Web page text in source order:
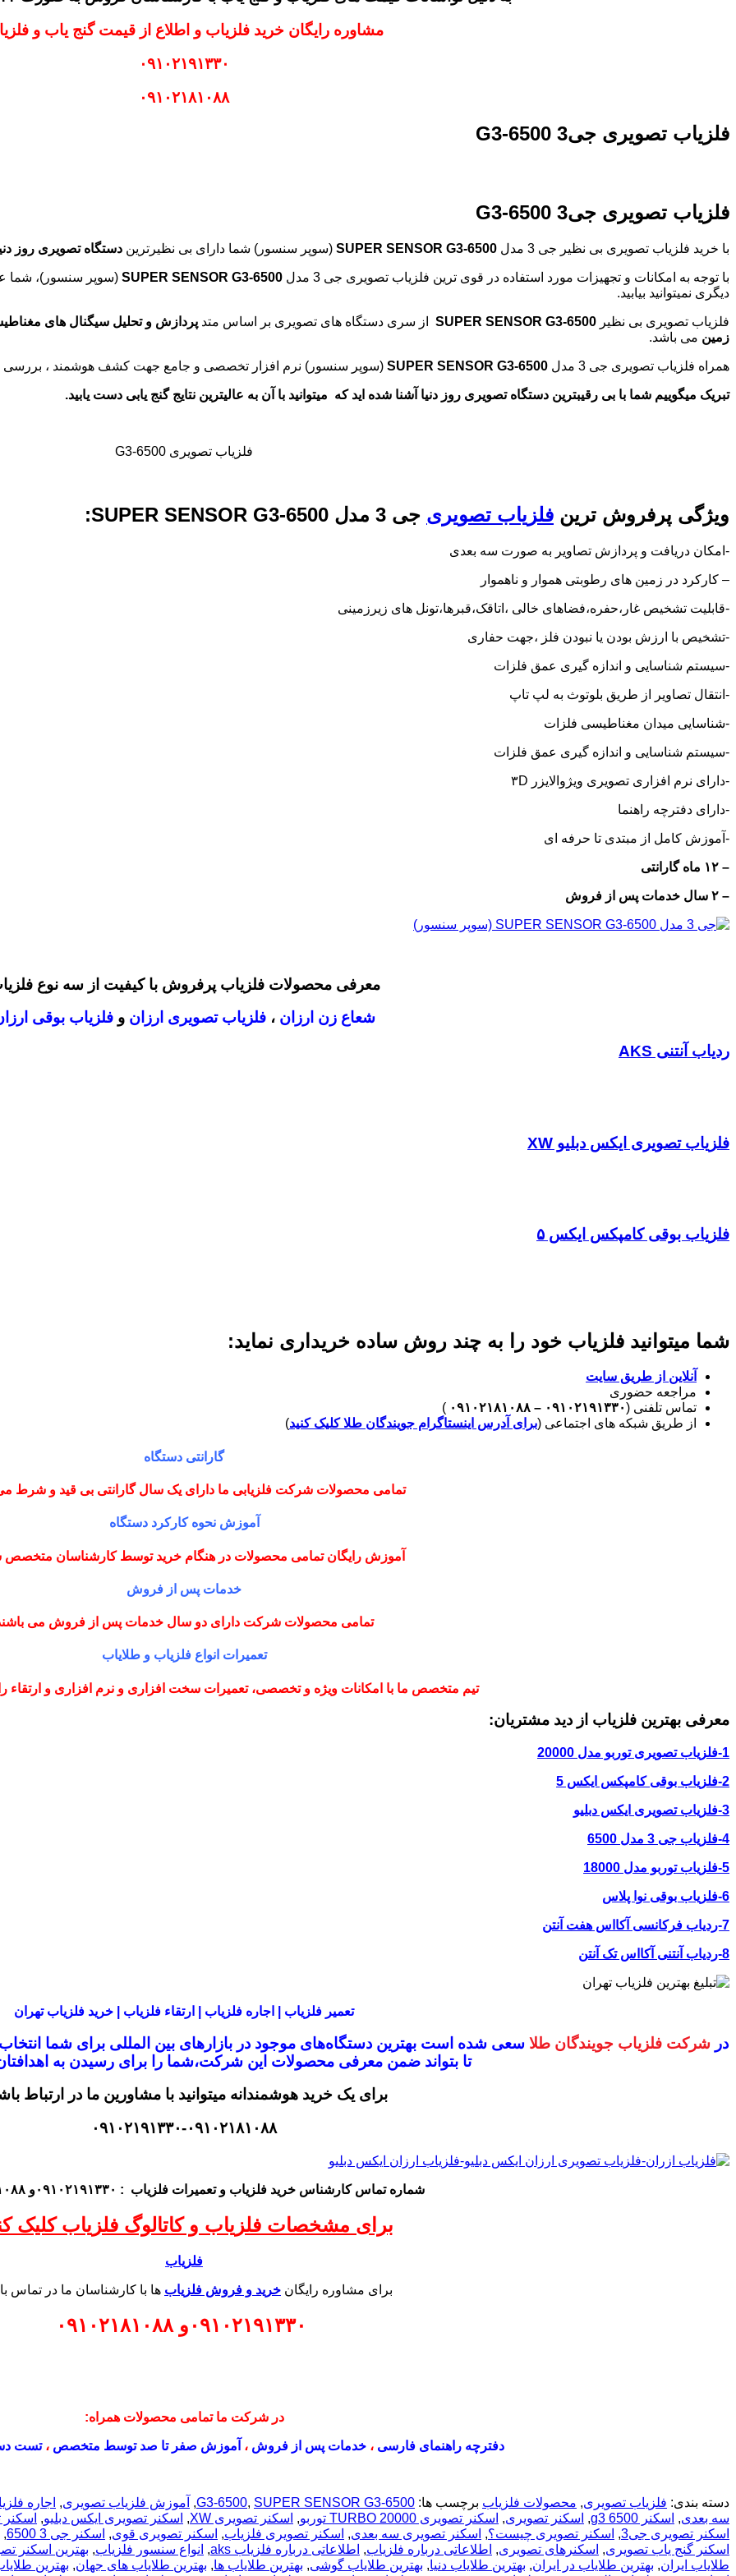
مشاوره رایگان خرید فلزیاب و اطلاع از قیمت گنج یاب و
۰۹۱۰۲۱۹۱۳۳۰
۰۹۱۰۲۱۸۱۰۸۸
فلزیاب تصویری جی3 G3-6500
فلزیاب تصویری جی3 G3-6500
با خرید فلزیاب تصویری بی نظیر جی 3 مدل SUPER SENSOR G3-6500 (سوپر سنسور) شما دارای بی نظیرترین دستگاه تصویری روز
با توجه به امکانات و تجهیزات مورد استفاده در قوی ترین فلزیاب تصویری جی 3 مدل SUPER SENSOR G3-6500 (سوپر سنسور)، شما
دیگری نمیتوانید بیابید.
فلزیاب تصویری بی نظیر SUPER SENSOR G3-6500 از سری دستگاه های تصویری بر اساس متد پردازش و تحلیل سیگنال های
زمین می باشد.
همراه فلزیاب تصویری جی 3 مدل SUPER SENSOR G3-6500 (سوپر سنسور) نرم افزار تخصصی و جامع جهت کشف هوشمند ، بررسی و
تبریک میگوییم شما با بی رقیبترین دستگاه تصویری روز دنیا آشنا شده اید که میتوانید با آن به عالیترین نتایج گنج یابی دست یابید.
فلزیاب تصویری G3-6500
ویژگی پرفروش ترین فلزیاب تصویری جی 3 مدل SUPER SENSOR G3-6500:
-امکان دریافت و پردازش تصاویر به صورت سه بعدی
– کارکرد در زمین های رطوبتی هموار و ناهموار
-قابلیت تشخیص غار،حفره،فضاهای خالی ،اتاقک،قبرها،تونل های زیرزمینی
-تشخیص با ارزش بودن یا نبودن فلز ،جهت حفاری
-سیستم شناسایی و اندازه گیری عمق فلزات
-انتقال تصاویر از طریق بلوتوث به لپ تاپ
-شناسایی میدان مغناطیسی فلزات
-سیستم شناسایی و اندازه گیری عمق فلزات
-دارای نرم افزاری تصویری ویژوالایزر ۳D
-دارای دفترچه راهنما
-آموزش کامل از مبتدی تا حرفه ای
– ۱۲ ماه گارانتی
– ۲ سال خدمات پس از فروش
معرفی محصولات فلزیاب پرفروش با کیفیت از سه نوع
شعاع زن ارزان ،فلزیاب تصویری ارزان و فلزیاب بوقی
ردیاب آنتنی AKS
فلزیاب تصویری ایکس دبلیو XW
فلزیاب بوقی کامپکس ایکس ۵
شما میتوانید فلزیاب خود را به چند روش ساده خریداری نماید:
آنلاین از طریق سایت
مراجعه حضوری
تماس تلفنی (۰۹۱۰۲۱۹۱۳۳۰ – ۰۹۱۰۲۱۸۱۰۸۸
)
از طریق شبکه های اجتماعی (برای آدرس اینستاگرام جویندگان طلا کلیک کنید)
گارانتی دستگاه
تمامی محصولات شرکت فلزیابی ما دارای یک سال گارانتی بی قید و شرط
آموزش نحوه کارکرد دستگاه
آموزش رایگان تمامی محصولات در هنگام خرید توسط کارشناسان
خدمات پس از فروش
تمامی محصولات شرکت دارای دو سال خدمات پس از فروش می
تعمیرات انواع فلزیاب و طلایاب
تیم متخصص ما با امکانات ویژه و تخصصی، تعمیرات سخت افزاری و نرم افزاری و ارتقاء را
معرفی بهترین فلزیاب از دید مشتریان:
1-فلزیاب تصویری توربو مدل 20000
2-فلزیاب بوقی کامپکس ایکس 5
3-فلزیاب تصویری ایکس دبلیو
4-فلزیاب جی 3 مدل 6500
5-فلزیاب توربو مدل 18000
6-فلزیاب بوقی نوا پلاس
7-ردیاب فرکانسی آکااس هفت آنتن
8-ردیاب آنتنی آکااس تک آنتن
تعمیر فلزیاب | اجاره فلزیاب | ارتقاء فلزیاب | خرید فلزیاب تهران
در شرکت فلزیاب جویندگان طلا سعی شده است بهترین دستگاه‌های موجود دربازار‌های بین المللی برای شما
تا بتواند ضمن معرفی محصولات این شرکت،شما را برای رسیدن به
برای یک خرید هوشمندانه میتوانید با مشاورین ما در ارتباط
۰۹۱۰۲۱۹۱۳۳۰-۰۹۱۰۲۱۸۱۰۸۸
شماره تماس کارشناسخرید فلزیاب و تعمیرات فلزیاب : ۰۹۱۰۲۱۹۱۳۳۰و ۰۹۱۰۲۱۸۱۰۸۸
برای مشخصات فلزیاب و کاتالوگ فلزیاب کلیک
فلزیاب
برای مشاوره رایگان خرید و فروش فلزیاب ها با کارشناسان ما در تماس
۰۹۱۰۲۱۹۱۳۳۰ و ۰۹۱۰۲۱۸۱۰۸۸
در شرکت ما تمامی محصولات همراه:
دفترچه راهنمای فارسی ،خدمات پس از فروش ، آموزش صفر تا صد توسط متخصص ،تست
دسته بندی: فلزیاب تصویری, محصولات فلزیاب برچسب ها: G3-6500, SUPER SENSOR G3-6500
, آموزش فلزیاب تصویری, اجاره
سه بعدی, اسکنر g3 6500 , اسکنر تصویری, اسکنر تصویری TURBO 20000 توربو , اسکنر تصویری XW , اسکنر تصویری ایکس دبلیو,
اسکنر تصویری جی3
, اسکنر تصویری چیست؟, اسکنر تصویری سه بعدی, اسکنر تصویری فلزیاب, اسکنر تصویری قوی, اسکنر جی 3 6500
,
اسکنر گنج یاب تصویری, اسکنرهای تصویری, اطلاعاتی درباره فلزیاب, اطلاعاتی درباره فلزیاب aks , انواع سنسور فلزیاب, بهترین اسکنر
طلایاب ایران, بهترین طلایاب در ایران, بهترین طلایاب دنیا, بهترین طلایاب گوشی, بهترین طلایاب ها, بهترین طلایاب های جهان, بهترین